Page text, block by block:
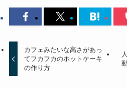
カフェみたいな高さがあっ
てフカフカのホットケーキ
の作り方